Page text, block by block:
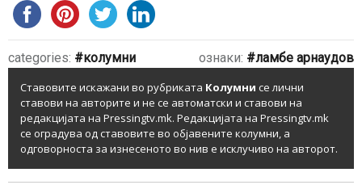
categories: колумни ознаки: ламбе арнаудов
Ставовите искажани во рубриката Колумни се лични
ставови на авторите и не се автоматски и ставови на
редакцијата на Pressingtv.mk. Редакцијата на Pressingtv.mk
се оградува од ставовите во објавените колумни, а
одговорноста за изнесеното во нив е исклучиво на авторот.